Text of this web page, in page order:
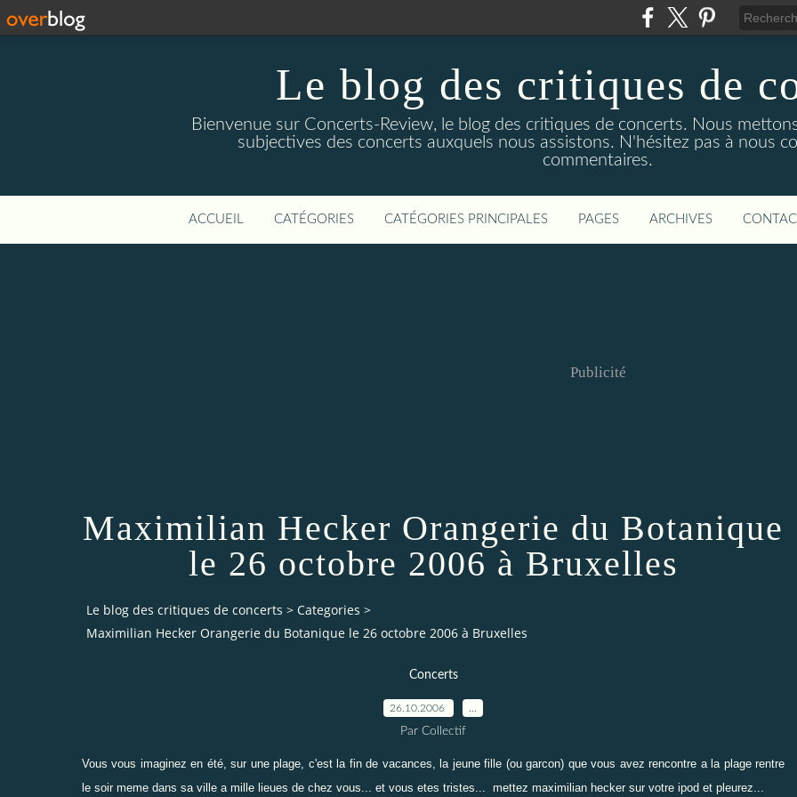
Le blog des critiques de
Bienvenue sur Concerts-Review, le blog des critiques de concerts. Nous
subjectives des concerts auxquels nous assistons. N'hésitez pas à nous
commentaires.
ACCUEIL CATÉGORIES CATÉGORIES PRINCIPALES PAGES ARCHIVES
Publicité
Maximilian Hecker Orangerie du Botanique
le 26 octobre 2006 à Bruxelles
Le blog des critiques de concerts > Categories >
Maximilian Hecker Orangerie du Botanique le 26 octobre 2006 à Bruxelles
Concerts
26.10.2006
Par Collectif
Vous vous imaginez en été, sur une plage, c'est la fin de vacances, la jeune fille (ou garcon) que vous avez rencontre a la plage rentre
le soir meme dans sa ville a mille lieues de chez vous... et vous etes tristes... mettez maximilian hecker sur votre ipod et pleurez...